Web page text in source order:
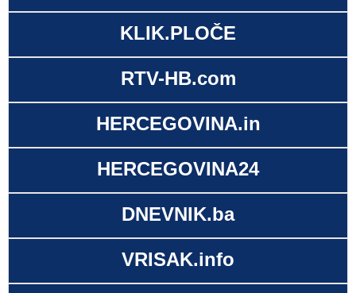
KLIK.PLOČE
RTV-HB.com
HERCEGOVINA.in
HERCEGOVINA24
DNEVNIK.ba
VRISAK.info